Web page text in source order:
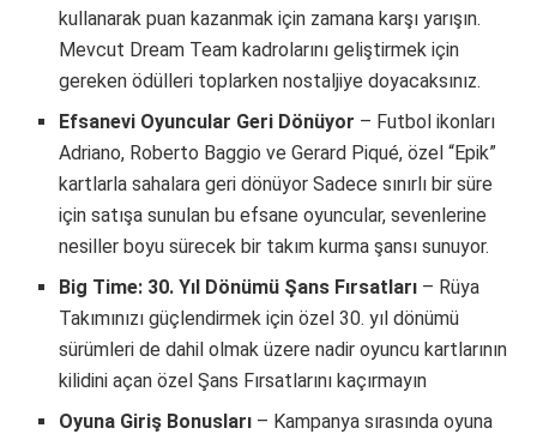
kullanarak puan kazanmak için zamana karşı yarışın.
Mevcut Dream Team kadrolarını geliştirmek için
gereken ödülleri toplarken nostaljiye doyacaksınız.
Efsanevi Oyuncular Geri Dönüyor – Futbol ikonları
Adriano, Roberto Baggio ve Gerard Piqué, özel “Epik”
kartlarla sahalara geri dönüyor Sadece sınırlı bir süre
için satışa sunulan bu efsane oyuncular, sevenlerine
nesiller boyu sürecek bir takım kurma şansı sunuyor.
Big Time: 30. Yıl Dönümü Şans Fırsatları – Rüya
Takımınızı güçlendirmek için özel 30. yıl dönümü
sürümleri de dahil olmak üzere nadir oyuncu kartlarının
kilidini açan özel Şans Fırsatlarını kaçırmayın
Oyuna Giriş Bonusları – Kampanya sırasında oyuna